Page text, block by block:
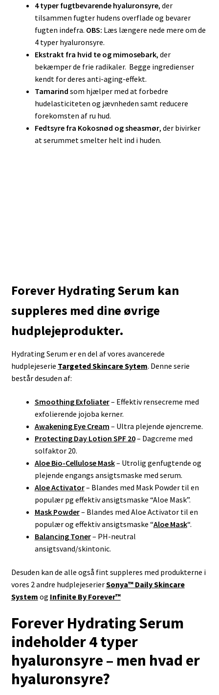
4 typer fugtbevarende hyaluronsyre, der
tilsammen fugter hudens overflade og bevarer
fugten indefra. OBS: Læs længere nede mere om de
4 typer hyaluronsyre.
Ekstrakt fra hvid te og mimosebark, der
bekæmper de frie radikaler. Begge ingredienser
kendt for deres anti-aging-effekt.
Tamarind som hjælper med at forbedre
hudelasticiteten og jævnheden samt reducere
forekomsten af ru hud.
Fedtsyre fra Kokosnød og sheasmør, der bivirker
at serummet smelter helt ind i huden.
Forever Hydrating Serum kan
suppleres med dine øvrige
hudplejeprodukter.
Hydrating Serum er en del af vores avancerede
hudplejeserie Targeted Skincare Sytem. Denne serie
består desuden af:
Smoothing Exfoliater– Effektiv rensecreme med
exfolierende jojoba kerner.
Awakening Eye Cream – Ultra plejende øjencreme.
Protecting Day Lotion SPF 20– Dagcreme med
solfaktor 20.
Aloe Bio-Cellulose Mask– Utrolig genfugtende og
plejende engangs ansigtsmaske med serum.
Aloe Activator– Blandes med Mask Powder til en
populær pg effektiv ansigtsmaske “Aloe Mask”.
Mask Powder– Blandes med Aloe Activator til en
populær og effektiv ansigtsmaske “Aloe Mask“.
Balancing Toner– PH-neutral
ansigtsvand/skintonic.
Desuden kan de alle også fint suppleres med produkterne i
vores 2 andre hudplejeserierSonya™ Daily Skincare
System og Infinite By Forever™
Forever Hydrating Serum
indeholder 4 typer
hyaluronsyre – men hvad er
hyaluronsyre?